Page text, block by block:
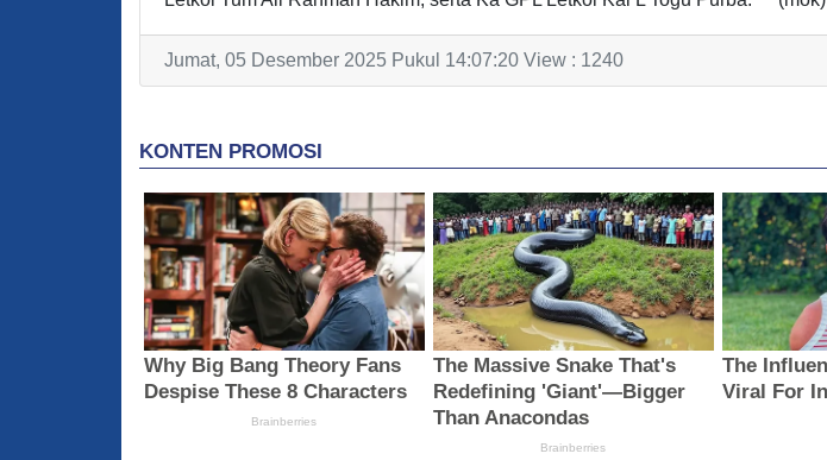
Jumat, 05 Desember 2025 Pukul 14:07:20 View : 1240